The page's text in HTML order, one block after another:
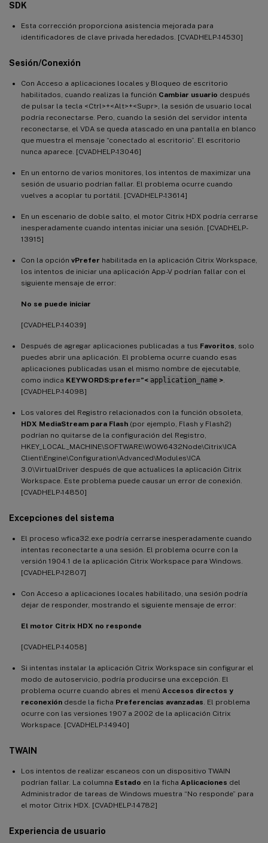
SDK
Esta corrección proporciona asistencia mejorada para
identificadores de clave privada heredados. [CVADHELP-14530]
Sesión/Conexión
Con Acceso a aplicaciones locales y Bloqueo de escritorio
habilitados, cuando realizas la función Cambiar usuario después
de pulsar la tecla <Ctrl>+<Alt>+<Supr>, la sesión de usuario local
podría reconectarse. Pero, cuando la sesión del servidor intenta
reconectarse, el VDA se queda atascado en una pantalla en blanco
que muestra el mensaje “conectado al escritorio”. El escritorio
nunca aparece. [CVADHELP-13046]
En un entorno de varios monitores, los intentos de maximizar una
sesión de usuario podrían fallar. El problema ocurre cuando
vuelves a acoplar tu portátil. [CVADHELP-13614]
En un escenario de doble salto, el motor Citrix HDX podría cerrarse
inesperadamente cuando intentas iniciar una sesión. [CVADHELP-
13915]
Con la opción vPrefer habilitada en la aplicación Citrix Workspace,
los intentos de iniciar una aplicación App-V podrían fallar con el
siguiente mensaje de error:
No se puede iniciar
[CVADHELP-14039]
Después de agregar aplicaciones publicadas a tus Favoritos , solo
puedes abrir una aplicación. El problema ocurre cuando esas
aplicaciones publicadas usan el mismo nombre de ejecutable,
como indica KEYWORDS:prefer=”< application_name >.
[CVADHELP-14098]
Los valores del Registro relacionados con la función obsoleta,
HDX MediaStream para Flash (por ejemplo, Flash y Flash2)
podrían no quitarse de la configuración del Registro,
HKEY_LOCAL_MACHINE\SOFTWARE\WOW6432Node\Citrix\ICA
Client\Engine\Configuration\Advanced\Modules\ICA
3.0\VirtualDriver después de que actualices la aplicación Citrix
Workspace. Este problema puede causar un error de conexión.
[CVADHELP-14850]
Excepciones del sistema
El proceso wfica32.exe podría cerrarse inesperadamente cuando
intentas reconectarte a una sesión. El problema ocurre con la
versión 1904.1 de la aplicación Citrix Workspace para Windows.
[CVADHELP-12807]
Con Acceso a aplicaciones locales habilitado, una sesión podría
dejar de responder, mostrando el siguiente mensaje de error:
El motor Citrix HDX no responde
[CVADHELP-14058]
Si intentas instalar la aplicación Citrix Workspace sin configurar el
modo de autoservicio, podría producirse una excepción. El
problema ocurre cuando abres el menú Accesos directos y
reconexión desde la ficha Preferencias avanzadas . El problema
ocurre con las versiones 1907 a 2002 de la aplicación Citrix
Workspace. [CVADHELP-14940]
TWAIN
Los intentos de realizar escaneos con un dispositivo TWAIN
podrían fallar. La columna Estado en la ficha Aplicaciones del
Administrador de tareas de Windows muestra “No responde” para
el motor Citrix HDX. [CVADHELP-14782]
Experiencia de usuario